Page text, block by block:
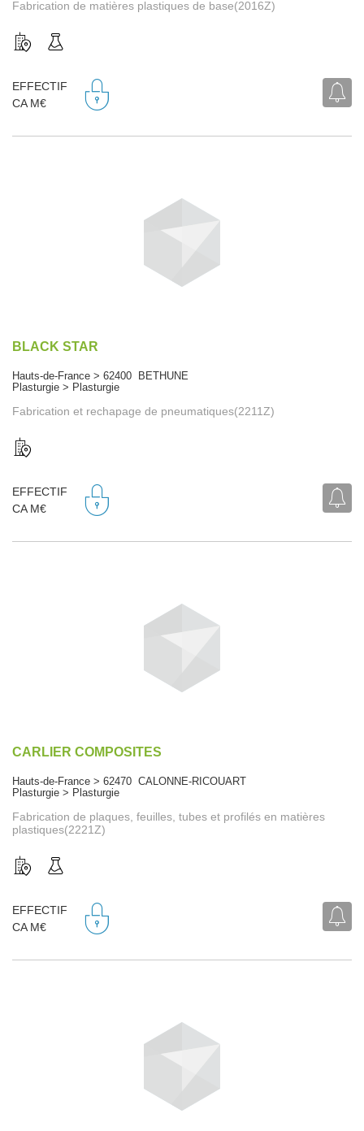
Fabrication de matières plastiques de base(2016Z)
EFFECTIF
CA M€
BLACK STAR
Hauts-de-France > 62400 BETHUNE
Plasturgie > Plasturgie
Fabrication et rechapage de pneumatiques(2211Z)
EFFECTIF
CA M€
CARLIER COMPOSITES
Hauts-de-France > 62470 CALONNE-RICOUART
Plasturgie > Plasturgie
Fabrication de plaques, feuilles, tubes et profilés en matières
plastiques(2221Z)
EFFECTIF
CA M€